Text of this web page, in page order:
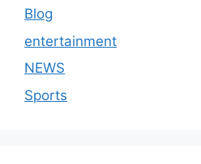
Blog
entertainment
NEWS
Sports